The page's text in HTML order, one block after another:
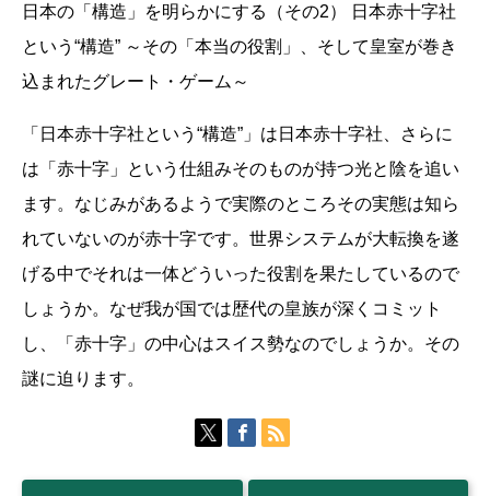
日本の「構造」を明らかにする（その2） 日本赤十字社
という“構造” ～その「本当の役割」、そして皇室が巻き
込まれたグレート・ゲーム～
「日本赤十字社という“構造”」は日本赤十字社、さらに
は「赤十字」という仕組みそのものが持つ光と陰を追い
ます。なじみがあるようで実際のところその実態は知ら
れていないのが赤十字です。世界システムが大転換を遂
げる中でそれは一体どういった役割を果たしているので
しょうか。なぜ我が国では歴代の皇族が深くコミット
し、「赤十字」の中心はスイス勢なのでしょうか。その
謎に迫ります。